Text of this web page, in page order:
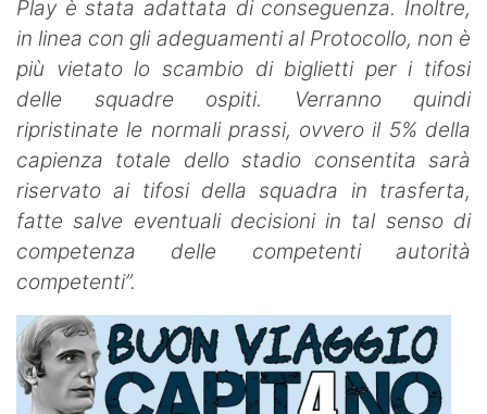
Play è stata adattata di conseguenza. Inoltre,
in linea con gli adeguamenti al Protocollo, non è
più vietato lo scambio di biglietti per i tifosi
delle squadre ospiti. Verranno quindi
ripristinate le normali prassi, ovvero il 5% della
capienza totale dello stadio consentita sarà
riservato ai tifosi della squadra in trasferta,
fatte salve eventuali decisioni in tal senso di
competenza delle competenti autorità
competenti”.